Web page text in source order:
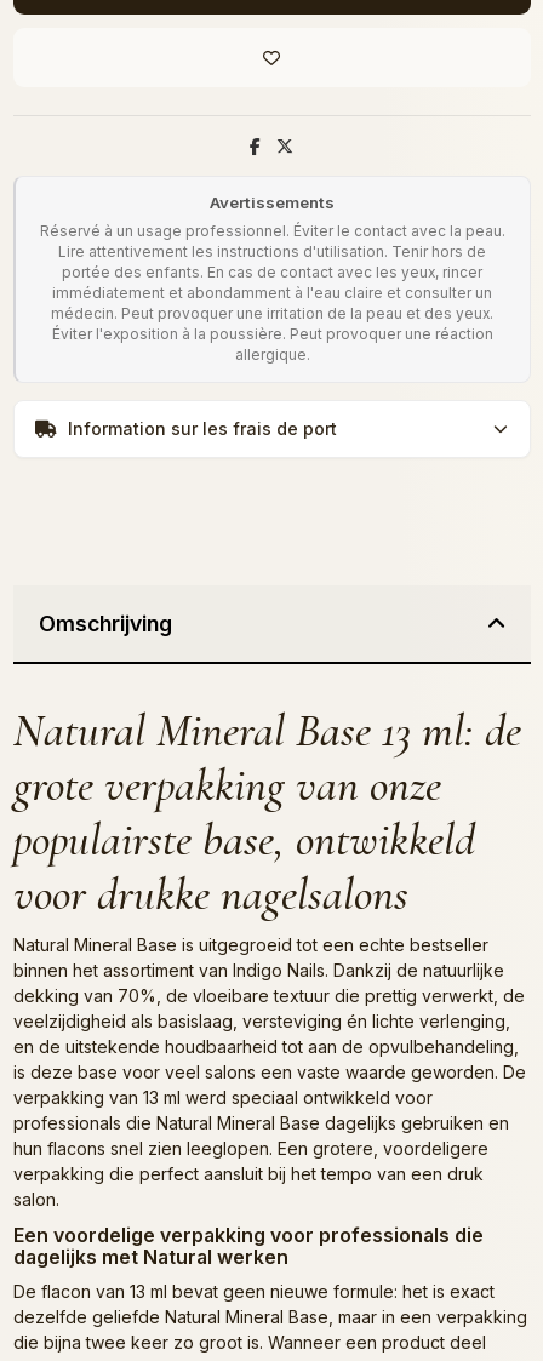
Avertissements
Réservé à un usage professionnel. Éviter le contact avec la peau.
Lire attentivement les instructions d'utilisation. Tenir hors de
portée des enfants. En cas de contact avec les yeux, rincer
immédiatement et abondamment à l'eau claire et consulter un
médecin. Peut provoquer une irritation de la peau et des yeux.
Éviter l'exposition à la poussière. Peut provoquer une réaction
allergique.
Information sur les frais de port
Omschrijving
Natural Mineral Base 13 ml: de
grote verpakking van onze
populairste base, ontwikkeld
voor drukke nagelsalons
Natural Mineral Base is uitgegroeid tot een echte bestseller
binnen het assortiment van Indigo Nails. Dankzij de natuurlijke
dekking van 70%, de vloeibare textuur die prettig verwerkt, de
veelzijdigheid als basislaag, versteviging én lichte verlenging,
en de uitstekende houdbaarheid tot aan de opvulbehandeling,
is deze base voor veel salons een vaste waarde geworden. De
verpakking van 13 ml werd speciaal ontwikkeld voor
professionals die Natural Mineral Base dagelijks gebruiken en
hun flacons snel zien leeglopen. Een grotere, voordeligere
verpakking die perfect aansluit bij het tempo van een druk
salon.
Een voordelige verpakking voor professionals die
dagelijks met Natural werken
De flacon van 13 ml bevat geen nieuwe formule: het is exact
dezelfde geliefde Natural Mineral Base, maar in een verpakking
die bijna twee keer zo groot is. Wanneer een product deel